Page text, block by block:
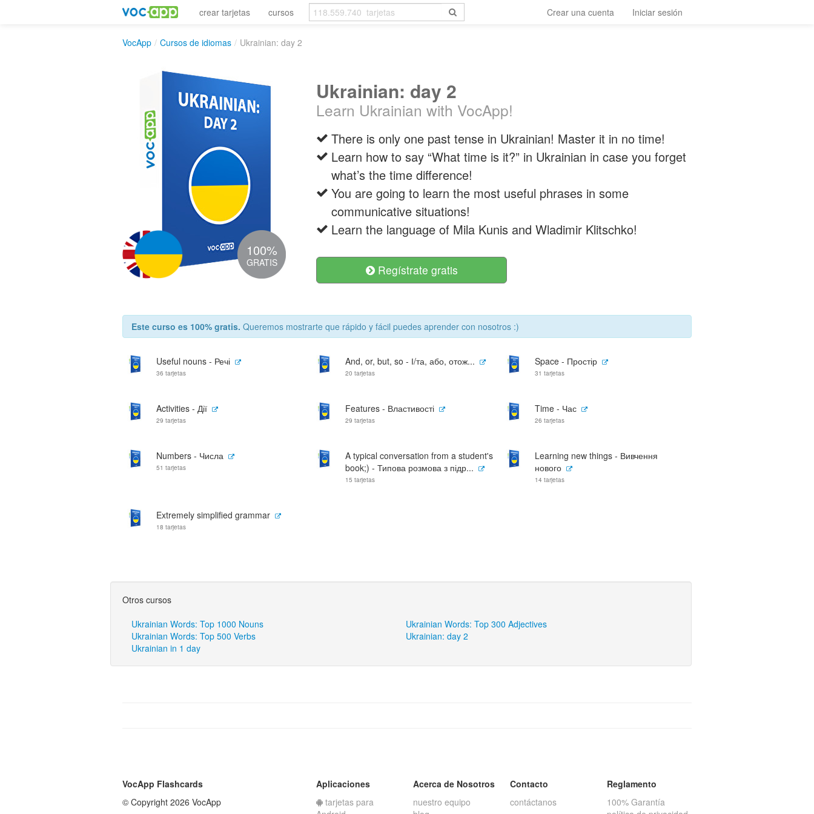
crear tarjetas cursos Crear una cuenta Iniciar sesión
VocApp / Cursos de idiomas / Ukrainian: day 2
100%
GRATIS
Ukrainian: day 2
Learn Ukrainian with VocApp!
There is only one past tense in Ukrainian! Master it in no time!
Learn how to say “What time is it?” in Ukrainian in case you forget
what’s the time difference!
You are going to learn the most useful phrases in some
communicative situations!
Learn the language of Mila Kunis and Wladimir Klitschko!
Regístrate gratis
Este curso es 100% gratis. Queremos mostrarte que rápido y fácil puedes aprender con nosotros :)
Useful nouns - Речі
36 tarjetas
And, or, but, so - І/та, або, отож...
20 tarjetas
Space - Простір
31 tarjetas
Activities - Дії
29 tarjetas
Features - Властивості
29 tarjetas
Time - Час
26 tarjetas
Numbers - Числа
51 tarjetas
A typical conversation from a student's
book;) - Типова розмова з підр...
15 tarjetas
Learning new things - Вивчення
нового
14 tarjetas
Extremely simplified grammar
18 tarjetas
Otros cursos
Ukrainian Words: Top 1000 Nouns
Ukrainian Words: Top 300 Adjectives
Ukrainian Words: Top 500 Verbs
Ukrainian: day 2
Ukrainian in 1 day
VocApp Flashcards
© Copyright 2026 VocApp
Aplicaciones
tarjetas para
Acerca de Nosotros
nuestro equipo
Contacto
contáctanos
Reglamento
100% Garantía